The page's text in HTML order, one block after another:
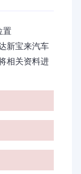
置
新宝来汽车
相关资料进